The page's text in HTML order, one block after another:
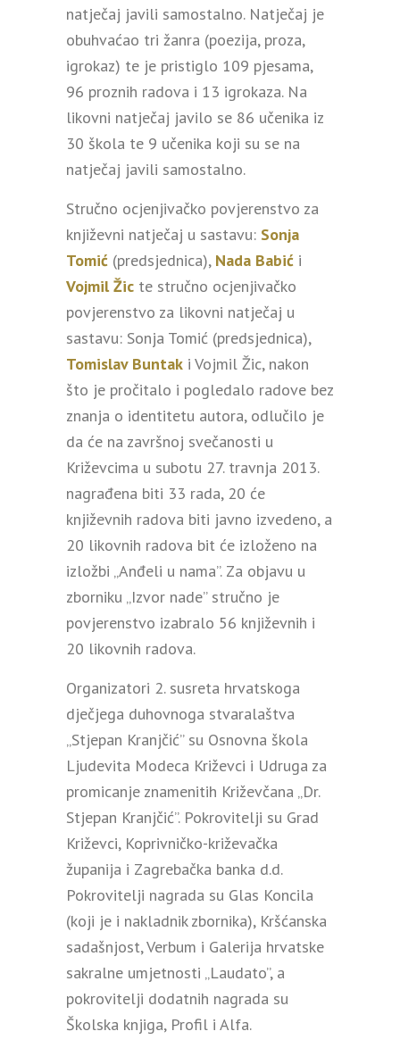
natječaj javili samostalno. Natječaj je
obuhvaćao tri žanra (poezija, proza,
igrokaz) te je pristiglo 109 pjesama,
96 proznih radova i 13 igrokaza. Na
likovni natječaj javilo se 86 učenika iz
30 škola te 9 učenika koji su se na
natječaj javili samostalno.
Stručno ocjenjivačko povjerenstvo za
književni natječaj u sastavu: Sonja
Tomić (predsjednica), Nada Babić i
Vojmil Žic te stručno ocjenjivačko
povjerenstvo za likovni natječaj u
sastavu: Sonja Tomić (predsjednica),
Tomislav Buntak i Vojmil Žic, nakon
što je pročitalo i pogledalo radove bez
znanja o identitetu autora, odlučilo je
da će na završnoj svečanosti u
Križevcima u subotu 27. travnja 2013.
nagrađena biti 33 rada, 20 će
književnih radova biti javno izvedeno, a
20 likovnih radova bit će izloženo na
izložbi „Anđeli u nama”. Za objavu u
zborniku „Izvor nade” stručno je
povjerenstvo izabralo 56 književnih i
20 likovnih radova.
Organizatori 2. susreta hrvatskoga
dječjega duhovnoga stvaralaštva
„Stjepan Kranjčić” su Osnovna škola
Ljudevita Modeca Križevci i Udruga za
promicanje znamenitih Križevčana „Dr.
Stjepan Kranjčić”. Pokrovitelji su Grad
Križevci, Koprivničko-križevačka
županija i Zagrebačka banka d.d.
Pokrovitelji nagrada su Glas Koncila
(koji je i nakladnik zbornika), Kršćanska
sadašnjost, Verbum i Galerija hrvatske
sakralne umjetnosti „Laudato”, a
pokrovitelji dodatnih nagrada su
Školska knjiga, Profil i Alfa.